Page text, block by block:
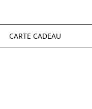
CARTE CADEAU